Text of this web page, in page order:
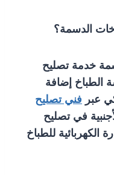
الدسمة؟
خدمة تصليح
الطباخ إضافة
عبر فني تصليح
في تصليح
الكهربائية للطباخ